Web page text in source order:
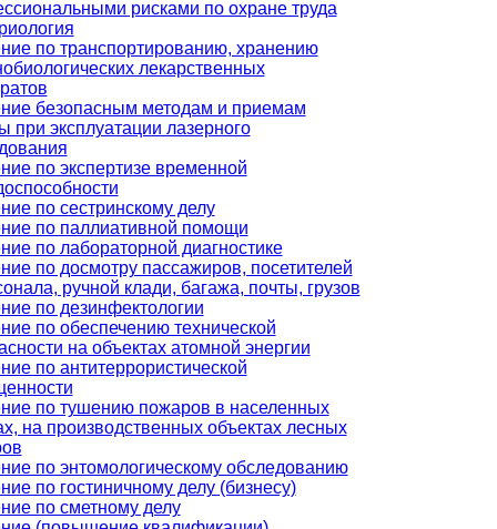
рисками по охране труда
по транспортированию, хранению
лекарственных
безопасным методам и приемам
при эксплуатации лазерного
по экспертизе временной
по сестринскому делу
по паллиативной помощи
по лабораторной диагностике
по досмотру пассажиров, посетителей
ручной клади, багажа, почты, грузов
по дезинфектологии
по обеспечению технической
на объектах атомной энергии
по антитеррористической
по тушению пожаров в населенных
на производственных объектах лесных
по энтомологическому обследованию
по гостиничному делу (бизнесу)
по сметному делу